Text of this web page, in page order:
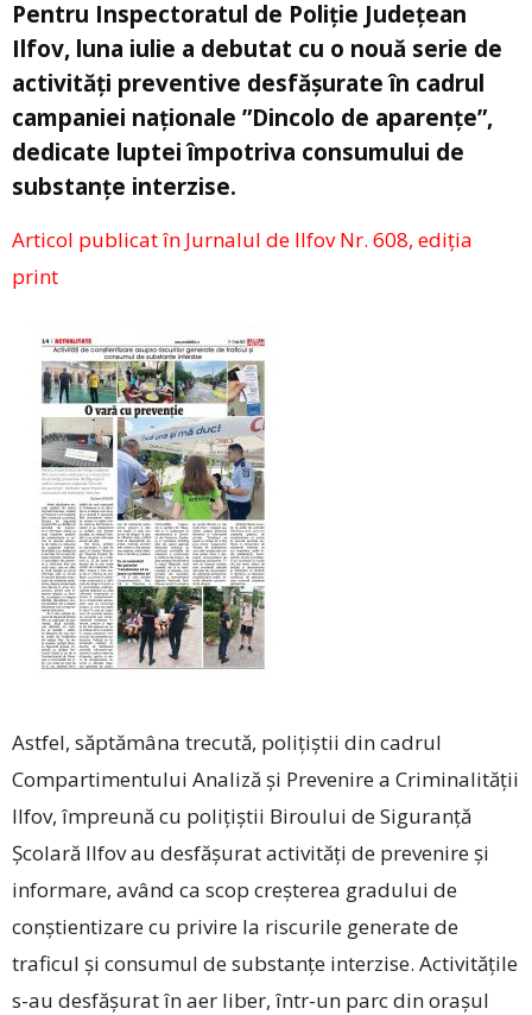
Pentru Inspectoratul de Poliție Județean
Ilfov, luna iulie a debutat cu o nouă serie de
activități preventive desfășurate în cadrul
campaniei naționale ”Dincolo de aparențe”,
dedicate luptei împotriva consumului de
substanțe interzise.
Articol publicat în Jurnalul de Ilfov Nr. 608, ediția
print
Astfel, săptămâna trecută, polițiștii din cadrul
Compartimentului Analiză și Prevenire a Criminalității
Ilfov, împreună cu polițiștii Biroului de Siguranță
Școlară Ilfov au desfășurat activități de prevenire și
informare, având ca scop creșterea gradului de
conștientizare cu privire la riscurile generate de
traficul și consumul de substanțe interzise. Activitățile
s-au desfășurat în aer liber, într-un parc din orașul